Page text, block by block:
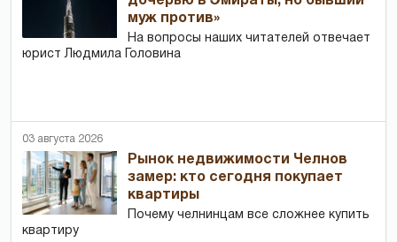
муж против»
На вопросы наших читателей отвечает
юрист Людмила Головина
03 августа 2026
Рынок недвижимости Челнов
замер: кто сегодня покупает
квартиры
Почему челнинцам все сложнее купить
квартиру